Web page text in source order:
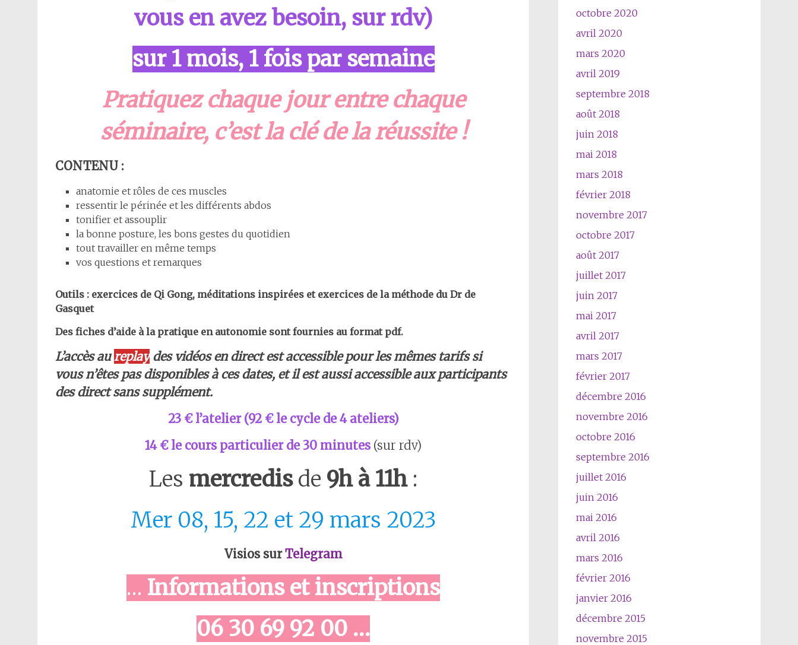
vous en avez besoin, sur rdv)
sur 1 mois, 1 fois par semaine
Pratiquez chaque jour entre chaque
séminaire, c’est la clé de la réussite !
CONTENU :
anatomie et rôles de ces muscles
ressentir le périnée et les différents abdos
tonifier et assouplir
la bonne posture, les bons gestes du quotidien
tout travailler en même temps
vos questions et remarques
Outils : exercices de Qi Gong, méditations inspirées et exercices de la méthode du Dr de
Gasquet
Des fiches d’aide à la pratique en autonomie sont fournies au format pdf.
L’accès aureplay des vidéos en direct est accessible pour les mêmes tarifs si
vous n’êtes pas disponibles à ces dates, et il est aussi accessible aux participants
des direct sans supplément.
23 € l’atelier (92 € le cycle de 4 ateliers)
14 € le cours particulier de 30 minutes (sur rdv)
Les mercredisde 9h à 11h:
Mer 08, 15, 22 et 29 mars 2023
Visios surTelegram
… Informations et inscriptions
06 30 69 92 00 …
octobre 2020
avril 2020
mars 2020
avril 2019
septembre 2018
août 2018
juin 2018
mai 2018
mars 2018
février 2018
novembre 2017
octobre 2017
août 2017
juillet 2017
juin 2017
mai 2017
avril 2017
mars 2017
février 2017
décembre 2016
novembre 2016
octobre 2016
septembre 2016
juillet 2016
juin 2016
mai 2016
avril 2016
mars 2016
février 2016
janvier 2016
décembre 2015
novembre 2015